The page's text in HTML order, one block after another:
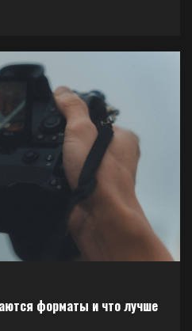
форматы и что лучше